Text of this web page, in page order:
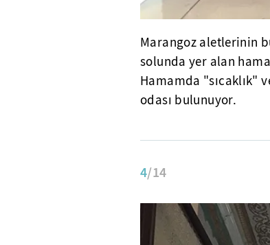
Marangoz aletlerinin
solunda yer alan
Hamamda "sıcaklık"
odası bulunuyor.
4/14